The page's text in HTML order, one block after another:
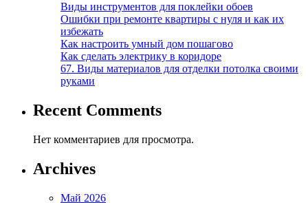
Виды инструментов для поклейки обоев
Ошибки при ремонте квартиры с нуля и как их
избежать
Как настроить умный дом пошагово
Как сделать электрику в коридоре
67. Виды материалов для отделки потолка своими
руками
Recent Comments
Нет комментариев для просмотра.
Archives
Май 2026